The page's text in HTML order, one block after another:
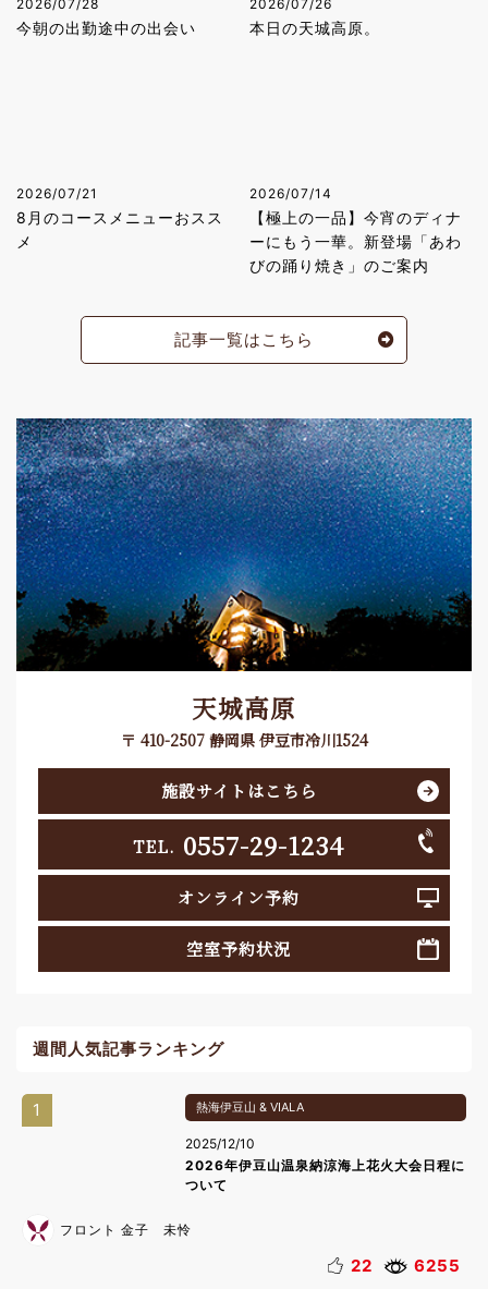
2026/07/28
今朝の出勤途中の出会い
2026/07/26
本日の天城高原。
2026/07/21
8月のコースメニューおスス
メ
2026/07/14
【極上の一品】今宵のディナ
ーにもう一華。新登場「あわ
びの踊り焼き」のご案内
記事一覧はこちら
天城高原
〒 410-2507 静岡県 伊豆市冷川1524
施設サイトはこちら
TEL. 0557-29-1234
オンライン予約
空室予約状況
週間人気記事ランキング
1 熱海伊豆山 & VIALA
2025/12/10
2026年伊豆山温泉納涼海上花火大会日程に
ついて
フロント 金子 未怜
22 6255